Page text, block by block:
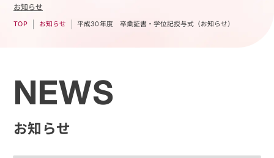
お知らせ
TOP お知らせ 平成30年度 卒業証書・学位記授与式（お知らせ）
NEWS
お知らせ